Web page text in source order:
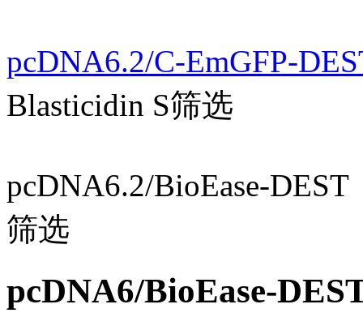
pcDNA6.2/C-EmGFP-
Blasticidin S筛选
pcDNA6.2/BioEase-
筛选
pcDNA6/BioEase-